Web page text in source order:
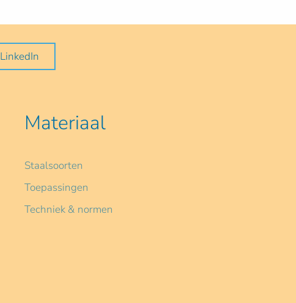
LinkedIn
Materiaal
Staalsoorten
Toepassingen
Techniek & normen